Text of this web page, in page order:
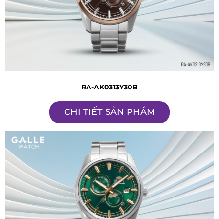
RA-AK0313Y30B
CHI TIẾT SẢN PHẨM